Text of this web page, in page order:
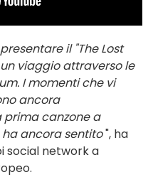
il "The Lost
viaggio attraverso le
I momenti che vi
ancora
prima canzone a
ancora sentito", ha
social network a